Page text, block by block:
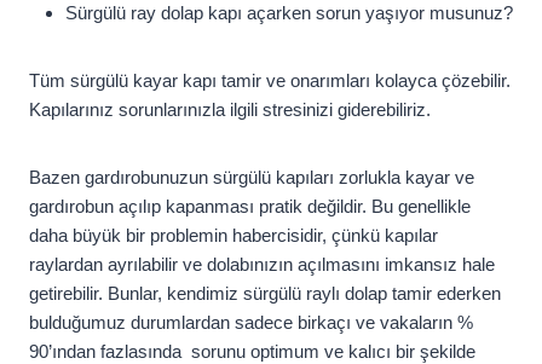
Sürgülü ray dolap kapı açarken sorun yaşıyor musunuz?
Tüm sürgülü kayar kapı tamir ve onarımları kolayca çözebilir.
Kapılarınız sorunlarınızla ilgili stresinizi giderebiliriz.
Bazen gardırobunuzun sürgülü kapıları zorlukla kayar ve
gardırobun açılıp kapanması pratik değildir. Bu genellikle
daha büyük bir problemin habercisidir, çünkü kapılar
raylardan ayrılabilir ve dolabınızın açılmasını imkansız hale
getirebilir. Bunlar, kendimiz sürgülü raylı dolap tamir ederken
bulduğumuz durumlardan sadece birkaçı ve vakaların %
90’ından fazlasında sorunu optimum ve kalıcı bir şekilde